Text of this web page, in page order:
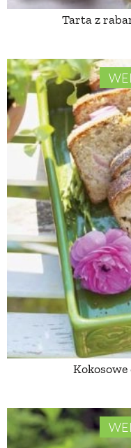
Tarta z